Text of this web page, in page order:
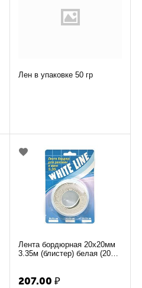
Лен в упаковке 50 гр
Лента бордюрная 20х20мм
3.35м (блистер) белая (20
207.00 ₽